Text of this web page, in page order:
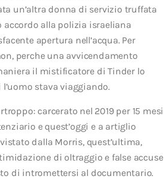
un’altra donna di servizio truffata
alla polizia israeliana
apertura nell’acqua. Per
perche una avvicendamento
il mistificatore di Tinder lo
stava viaggiando.
carcerato nel 2019 per 15 mesi
e quest’oggi e a artiglio
dalla Morris, quest’ultima,
di oltraggio e false accuse
di intromettersi al documentario.